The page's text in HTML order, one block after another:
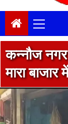
Menu
कन्नौज नगर
मारा बाजार